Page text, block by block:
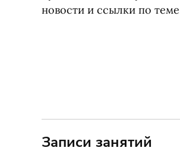
новости и ссылки по
Записи занятий